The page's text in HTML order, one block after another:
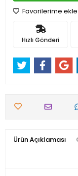
Favorilerime ekle
Hızlı Gönderi
Ürün Açıklaması